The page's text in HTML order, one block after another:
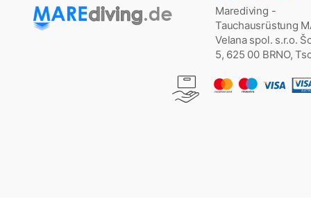
Marediving -
Tauchausrüstung
Velana spol. s.r.o.
5, 625 00 BRNO,